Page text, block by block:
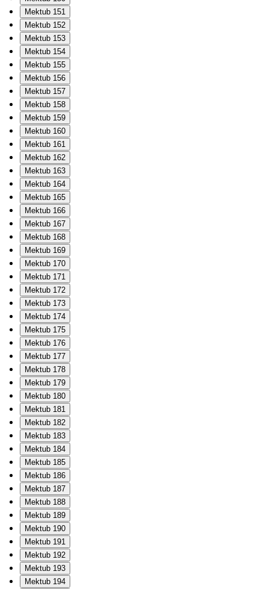
Mektub 151
Mektub 152
Mektub 153
Mektub 154
Mektub 155
Mektub 156
Mektub 157
Mektub 158
Mektub 159
Mektub 160
Mektub 161
Mektub 162
Mektub 163
Mektub 164
Mektub 165
Mektub 166
Mektub 167
Mektub 168
Mektub 169
Mektub 170
Mektub 171
Mektub 172
Mektub 173
Mektub 174
Mektub 175
Mektub 176
Mektub 177
Mektub 178
Mektub 179
Mektub 180
Mektub 181
Mektub 182
Mektub 183
Mektub 184
Mektub 185
Mektub 186
Mektub 187
Mektub 188
Mektub 189
Mektub 190
Mektub 191
Mektub 192
Mektub 193
Mektub 194